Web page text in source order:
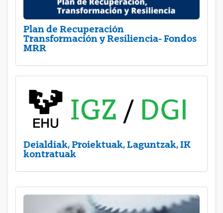
Plan de Recuperación
Transformación y Resiliencia- Fondos
MRR
Deialdiak, Proiektuak, Laguntzak, IK
kontratuak